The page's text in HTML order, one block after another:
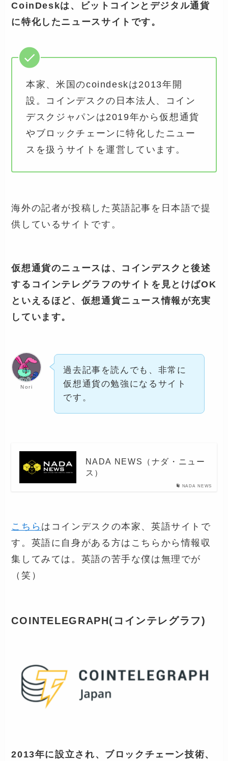
CoinDeskは、ビットコインとデジタル通貨
に特化したニュースサイトです。
本家、米国のcoindeskは2013年開
設。コインデスクの日本法人、コイン
デスクジャパンは2019年から仮想通貨
やブロックチェーンに特化したニュー
スを扱うサイトを運営しています。
海外の記者が投稿した英語記事を日本語で提
供しているサイトです。
仮想通貨のニュースは、コインデスクと後述
するコインテレグラフのサイトを見とけばOK
といえるほど、仮想通貨ニュース情報が充実
しています。
Nori
過去記事を読んでも、非常に
仮想通貨の勉強になるサイト
です。
NADA NEWS
NADA NEWS（ナダ・ニュー
ス）
こちら はコインデスクの本家、英語サイトで
す。英語に自身がある方はこちらから情報収
集してみては。英語の苦手な僕は無理でが
（笑）
COINTELEGRAPH(コインテレグラフ)
2013年に設立され、ブロックチェーン技術、